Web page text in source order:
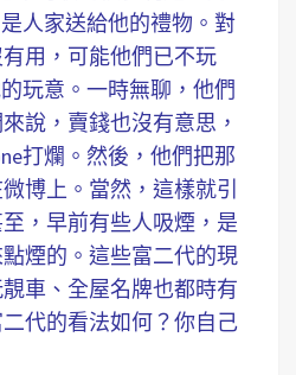
人家送給他的禮物。對
用，可能他們已不玩
玩意。一時無聊，他們
說，賣錢也沒有意思，
打爛。然後，他們把那
博上。當然，這樣就引
，早前有些人吸煙，是
煙的。這些富二代的現
車、全屋名牌也都時有
代的看法如何？你自己